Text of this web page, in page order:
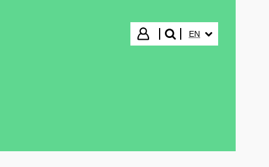
Login
search"
EN